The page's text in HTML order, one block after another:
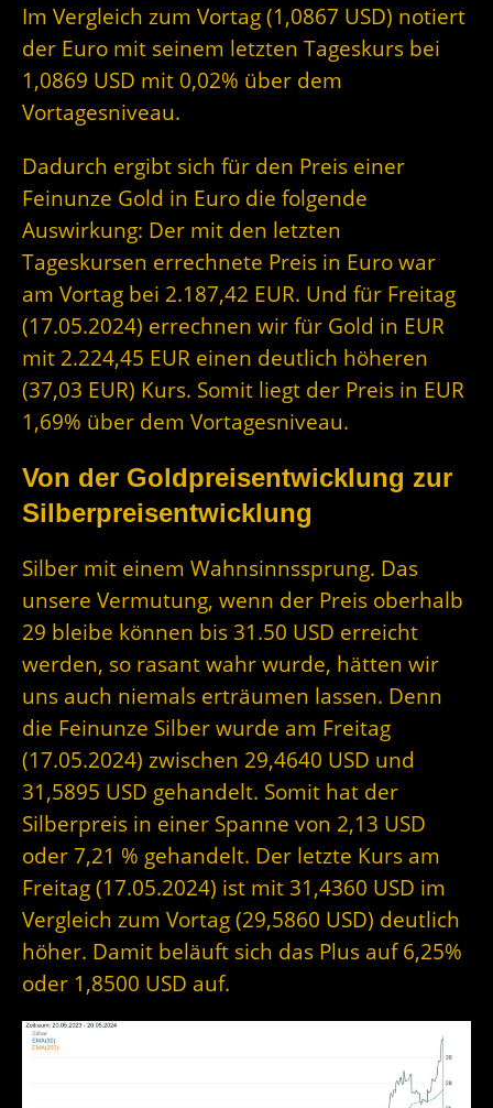
Im Vergleich zum Vortag (1,0867 USD) notiert
der Euro mit seinem letzten Tageskurs bei
1,0869 USD mit 0,02% über dem
Vortagesniveau.
Dadurch ergibt sich für den Preis einer
Feinunze Gold in Euro die folgende
Auswirkung: Der mit den letzten
Tageskursen errechnete Preis in Euro war
am Vortag bei 2.187,42 EUR. Und für Freitag
(17.05.2024) errechnen wir für Gold in EUR
mit 2.224,45 EUR einen deutlich höheren
(37,03 EUR) Kurs. Somit liegt der Preis in EUR
1,69% über dem Vortagesniveau.
Von der Goldpreisentwicklung zur
Silberpreisentwicklung
Silber mit einem Wahnsinnssprung. Das
unsere Vermutung, wenn der Preis oberhalb
29 bleibe können bis 31.50 USD erreicht
werden, so rasant wahr wurde, hätten wir
uns auch niemals erträumen lassen. Denn
die Feinunze Silber wurde am Freitag
(17.05.2024) zwischen 29,4640 USD und
31,5895 USD gehandelt. Somit hat der
Silberpreis in einer Spanne von 2,13 USD
oder 7,21 % gehandelt. Der letzte Kurs am
Freitag (17.05.2024) ist mit 31,4360 USD im
Vergleich zum Vortag (29,5860 USD) deutlich
höher. Damit beläuft sich das Plus auf 6,25%
oder 1,8500 USD auf.